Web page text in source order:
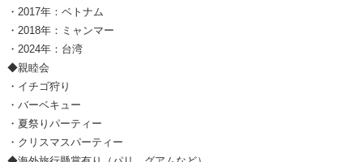
・2017年：ベトナム
・2018年：ミャンマー
・2024年：台湾
◆親睦会
・イチゴ狩り
・バーベキュー
・夏祭りパーティー
・クリスマスパーティー